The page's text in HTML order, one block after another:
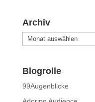
Archiv
Archiv
Blogrolle
99Augenblicke